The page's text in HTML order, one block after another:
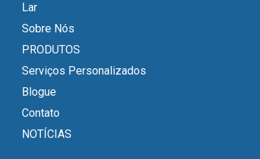
Lar
Sobre Nós
PRODUTOS
Serviços Personalizados
Blogue
Contato
NOTÍCIAS